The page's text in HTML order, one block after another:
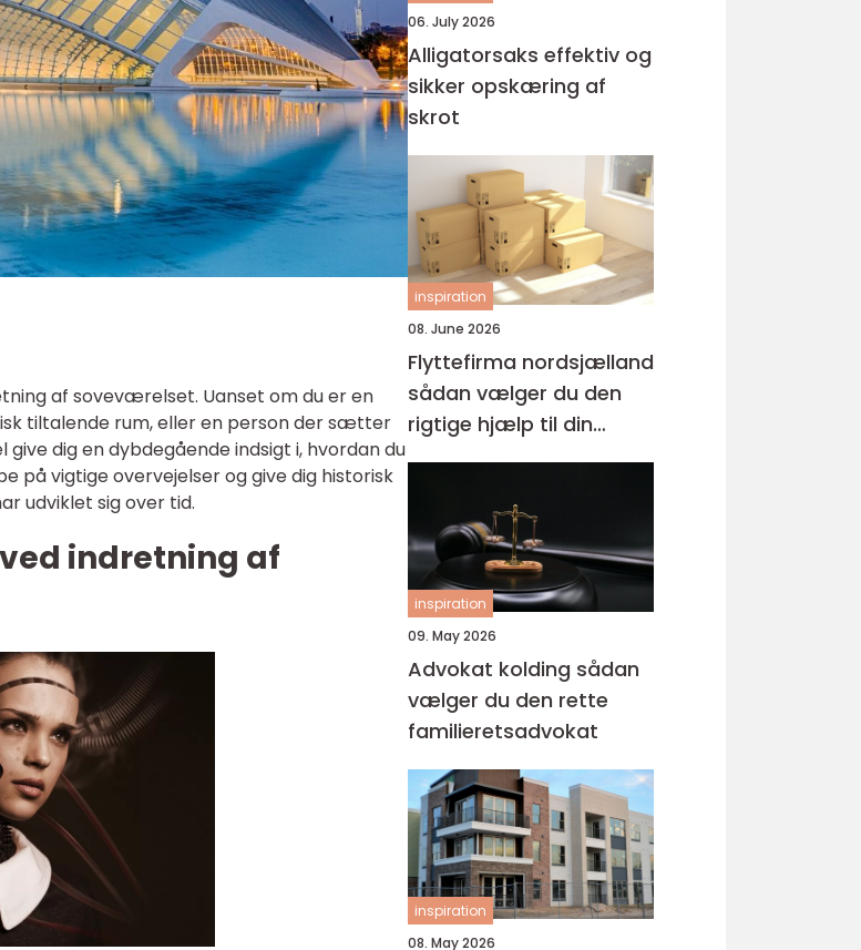
af soveværelset. Uanset om du er en
tiltalende rum, eller en person der sætter
dig en dybdegående indsigt i, hvordan du
på vigtige overvejelser og give dig historisk
udviklet sig over tid.
indretning af
06. July 2026
Alligatorsaks effektiv og
sikker opskæring af
skrot
inspiration
08. June 2026
Flyttefirma nordsjælland
sådan vælger du den
rigtige hjælp til din
flytning
inspiration
09. May 2026
Advokat kolding sådan
vælger du den rette
familieretsadvokat
inspiration
08. May 2026